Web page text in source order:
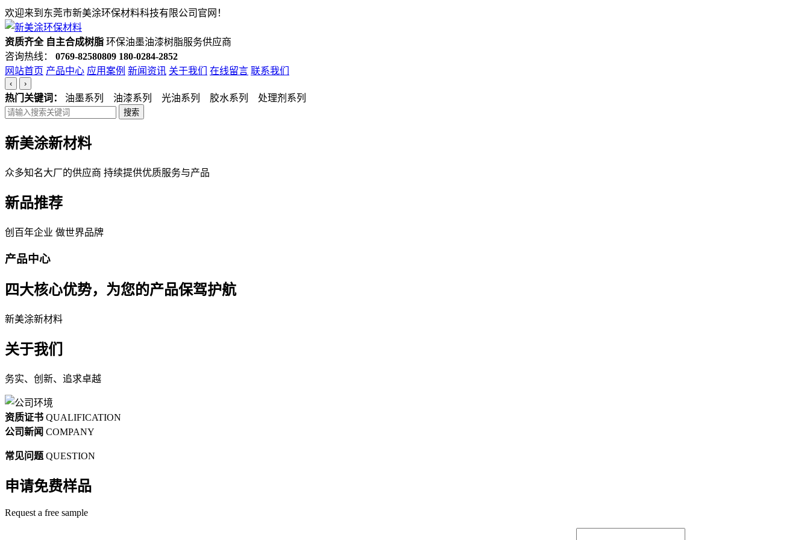
欢迎来到东莞市新美涂环保材料科技有限公司官网！
资质齐全 自主合成树脂 环保油墨油漆树脂服务供应商
咨询热线：
0769-82580809 180-0284-2852
网站首页 产品中心 应用案例 新闻资讯 关于我们 在线留言 联系我们
‹ ›
热门关键词： 油墨系列 油漆系列 光油系列 胶水系列 处理剂系列
搜索
新美涂新材料
众多知名大厂的供应商 持续提供优质服务与产品
新品推荐
创百年企业 做世界品牌
产品中心
四大核心优势，为您的产品保驾护航
新美涂新材料
关于我们
务实、创新、追求卓越
资质证书 QUALIFICATION
公司新闻 COMPANY
常见问题 QUESTION
申请免费样品
Request a free sample